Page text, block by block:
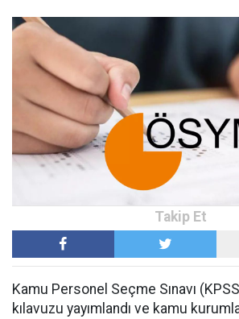
Kamu Personel Seçme Sınavı
kılavuzu yayımlandı ve kamu